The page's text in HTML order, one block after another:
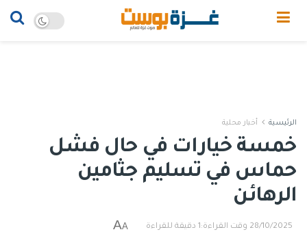
الرئيسية أخبار محلية
خمسة خيارات في حال فشل
حماس في تسليم جثامين
الرهائن
28/10/2025 وقت القراءة:1 دقيقة للقراءة A
A